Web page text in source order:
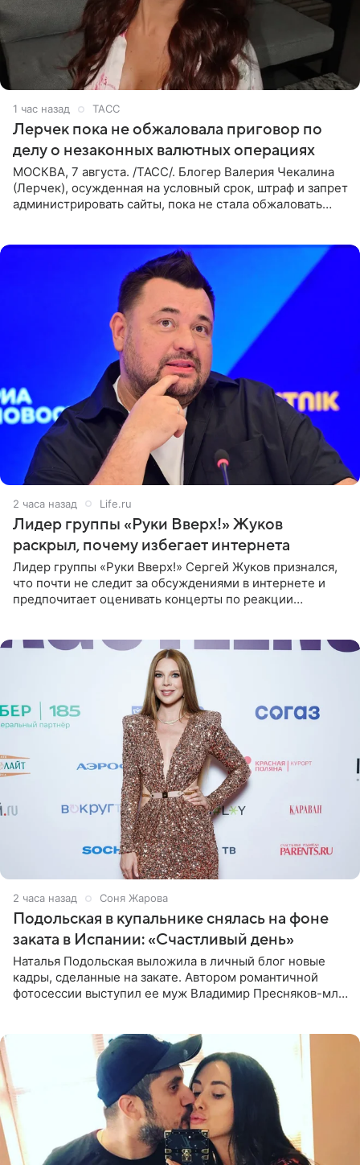
1 час назад ТАСС
Лерчек пока не обжаловала приговор по
делу о незаконных валютных операциях
МОСКВА, 7 августа. /ТАСС/. Блогер Валерия Чекалина
(Лерчек), осужденная на условный срок, штраф и запрет
администрировать сайты, пока не стала обжаловать
2 часа назад Life.ru
Лидер группы «Руки Вверх!» Жуков
раскрыл, почему избегает интернета
Лидер группы «Руки Вверх!» Сергей Жуков признался,
что почти не следит за обсуждениями в интернете и
предпочитает оценивать концерты по реакции
2 часа назад Соня Жарова
Подольская в купальнике снялась на фоне
заката в Испании: «Счастливый день»
Наталья Подольская выложила в личный блог новые
кадры, сделанные на закате. Автором романтичной
фотосессии выступил ее муж Владимир Пресняков-мл.